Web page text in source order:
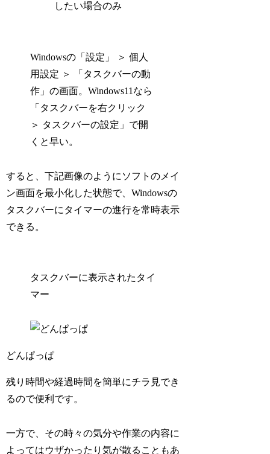
したい場合のみ
Windowsの「設定」 ＞ 個人
用設定 ＞ 「タスクバーの動
作」の画面。Windows11なら
「タスクバーを右クリック
＞ タスクバーの設定」で開
くと早い。
すると、下記画像のようにソフトのメイ
ン画面を最小化した状態で、Windowsの
タスクバーにタイマーの進行を常時表示
できる。
タスクバーに表示されたタイ
マー
どんぱっぱ
残り時間や経過時間を簡単にチラ見でき
るので便利です。
一方で、その時々の気分や作業の内容に
よってはウザかったり気が散ることもあ